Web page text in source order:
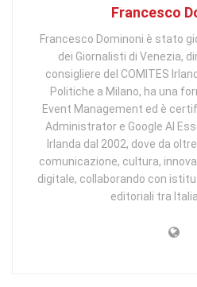
Francesco
Francesco Dominoni è stato
dei Giornalisti di Venezia,
consigliere del COMITES
Politiche a Milano, ha una
Event Management ed è
Administrator e Google AI
Irlanda dal 2002, dove da
comunicazione, cultura,
digitale, collaborando con
editoriali tra